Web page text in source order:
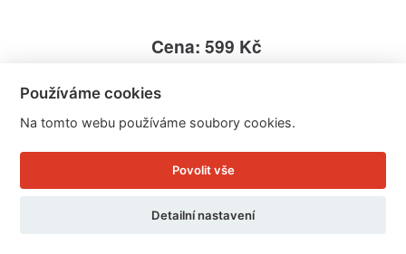
Cena: 599 Kč
Doručíme do: 11.8.
Detail
Používáme cookies
Na tomto webu používáme soubory cookies.
Povolit vše
Detailní nastavení